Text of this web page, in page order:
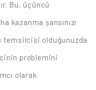
Bu, üçüncü
kazanma şansınızı
temsilcisi olduğunuzda
problemini
olarak